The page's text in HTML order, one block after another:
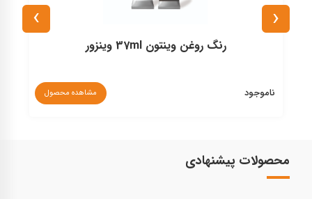
رنگ روغن وينتون 37ml وينزور
ناموجود مشاهده محصول
‹
›
محصولات پیشنهادی